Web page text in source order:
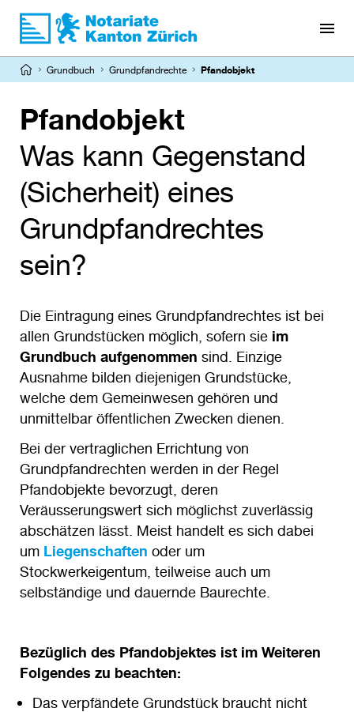
Direkt
zum
Pfadnavigation
Grundbuch Grundpfandrechte Pfandobjekt
Pfandobjekt
Was kann Gegenstand
(Sicherheit) eines
Grundpfandrechtes
sein?
Die Eintragung eines Grundpfandrechtes ist bei
allen Grundstücken möglich, sofern sie im
Grundbuch aufgenommen sind. Einzige
Ausnahme bilden diejenigen Grundstücke,
welche dem Gemeinwesen gehören und
unmittelbar öffentlichen Zwecken dienen.
Bei der vertraglichen Errichtung von
Grundpfandrechten werden in der Regel
Pfandobjekte bevorzugt, deren
Veräusserungswert sich möglichst zuverlässig
abschätzen lässt. Meist handelt es sich dabei
um Liegenschaften oder um
Stockwerkeigentum, teilweise auch um
selbständige und dauernde Baurechte.
Bezüglich des Pfandobjektes ist im Weiteren
Folgendes zu beachten:
Das verpfändete Grundstück braucht nicht